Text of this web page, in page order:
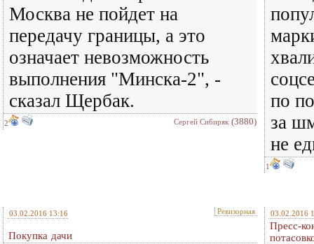
Москва не пойдет на
передачу границы, а это
означает невозможность
выполнения "Минска-2", -
сказал Щербак.
2 Сергей Сибиряк (3880)
по
за
не
1
03.02.2016 13:16 Ревизорная
Покупка дачи
03.02.2016
Пресс-